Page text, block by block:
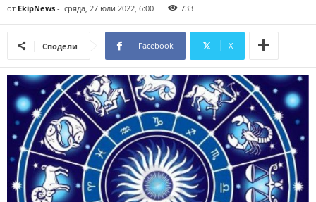
от EkipNews - сряда, 27 юли 2022, 6:00 733
Сподели Facebook X